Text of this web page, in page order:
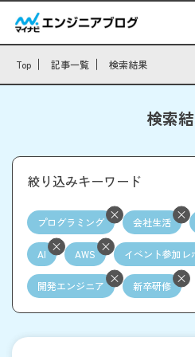
Top 記事一覧 検索結果
検索
絞り込みキーワード
プログラミング 会社生活
AI AWS イベント参加レ
開発エンジニア 新卒研修